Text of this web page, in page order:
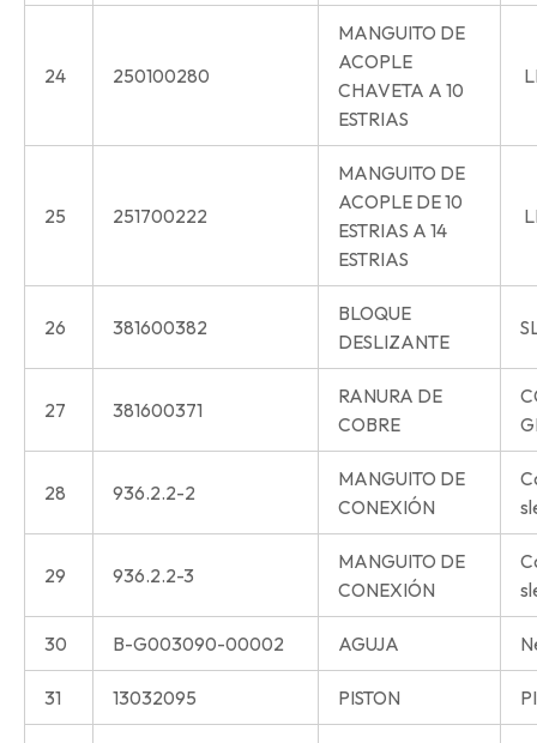
24 250100280
MANGUITO DE
ACOPLE
CHAVETA A 10
ESTRIAS
25 251700222
MANGUITO DE
ACOPLE DE 10
ESTRIAS A 14
ESTRIAS
26 381600382
BLOQUE
DESLIZANTE
27 381600371
RANURA DE
COBRE
28 936.2.2-2
MANGUITO DE
CONEXIÓN
29 936.2.2-3
MANGUITO DE
CONEXIÓN
30 B-G003090-00002 AGUJA
31 13032095 PISTON